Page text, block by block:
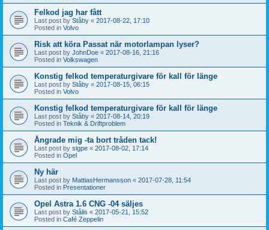
Felkod jag har fått
Last post by Ståby « 2017-08-22, 17:10
Posted in Volvo
Risk att köra Passat när motorlampan lyser?
Last post by JohnDoe « 2017-08-16, 21:16
Posted in Volkswagen
Konstig felkod temperaturgivare för kall för länge
Last post by Ståby « 2017-08-15, 06:15
Posted in Volvo
Konstig felkod temperaturgivare för kall för länge
Last post by Ståby « 2017-08-14, 20:19
Posted in Teknik & Driftproblem
Ångrade mig -ta bort tråden tack!
Last post by sigpe « 2017-08-02, 17:14
Posted in Opel
Ny här
Last post by MattiasHermansson « 2017-07-28, 11:54
Posted in Presentationer
Opel Astra 1.6 CNG -04 säljes
Last post by Stålis « 2017-05-21, 15:52
Posted in Café Zeppelin